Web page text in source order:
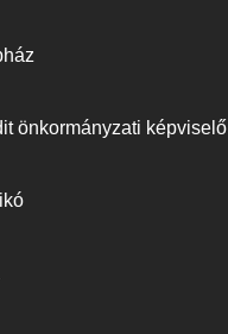
önkormányzati képviselő